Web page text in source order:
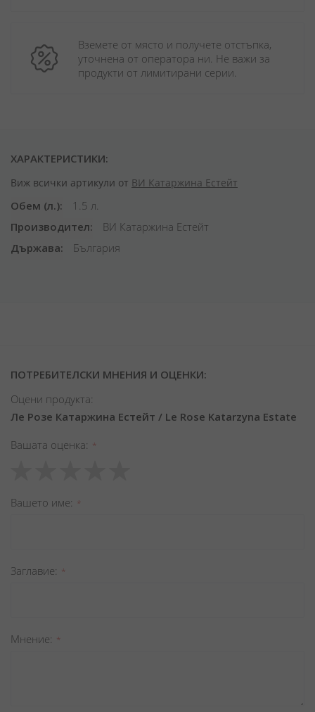
Вземете от място и получете отстъпка,
уточнена от оператора ни. Не важи за
продукти от лимитирани серии.
ХАРАКТЕРИСТИКИ:
Виж всички артикули от ВИ Катаржина Естейт
Обем (л.)
1.5 л.
Производител
ВИ Катаржина Естейт
Държава
България
ПОТРЕБИТЕЛСКИ МНЕНИЯ И ОЦЕНКИ:
Оцени продукта:
Ле Розе Катаржина Естейт / Le Rose Katarzyna Estate
Вашата оценка
star
stars
stars
stars
stars
Вашето име
Заглавиe
Мнение